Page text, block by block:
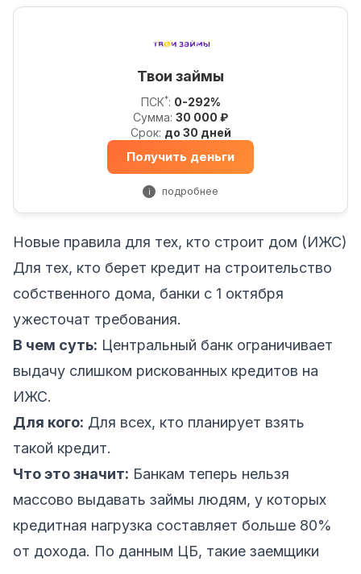
Твои займы
ПСК*: 0-292%
Сумма: 30 000 ₽
Срок: до 30 дней
Получить деньги
i подробнее
Новые правила для тех, кто строит дом (ИЖС)
Для тех, кто берет кредит на строительство
собственного дома, банки с 1 октября
ужесточат требования.
В чем суть: Центральный банк ограничивает
выдачу слишком рискованных кредитов на
ИЖС.
Для кого: Для всех, кто планирует взять
такой кредит.
Что это значит: Банкам теперь нельзя
массово выдавать займы людям, у которых
кредитная нагрузка составляет больше 80%
от дохода. По данным ЦБ, такие заемщики